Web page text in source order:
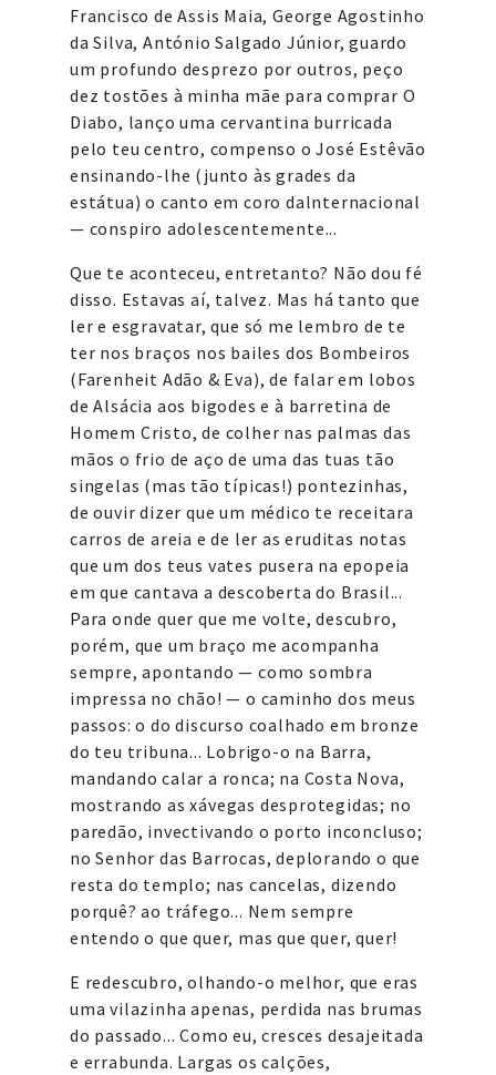
Francisco de Assis Maia, George Agostinho
da Silva, António Salgado Júnior, guardo
um profundo desprezo por outros, peço
dez tostões à minha mãe para comprar O
Diabo, lanço uma cervantina burricada
pelo teu centro, compenso o José Estêvão
ensinando-lhe (junto às grades da
estátua) o canto em coro dalnternacional
— conspiro adolescentemente...
Que te aconteceu, entretanto? Não dou fé
disso. Estavas aí, talvez. Mas há tanto que
ler e esgravatar, que só me lembro de te
ter nos braços nos bailes dos Bombeiros
(Farenheit Adão & Eva), de falar em lobos
de Alsácia aos bigodes e à barretina de
Homem Cristo, de colher nas palmas das
mãos o frio de aço de uma das tuas tão
singelas (mas tão típicas!) pontezinhas,
de ouvir dizer que um médico te receitara
carros de areia e de ler as eruditas notas
que um dos teus vates pusera na epopeia
em que cantava a descoberta do Brasil...
Para onde quer que me volte, descubro,
porém, que um braço me acompanha
sempre, apontando — como sombra
impressa no chão! — o caminho dos meus
passos: o do discurso coalhado em bronze
do teu tribuna... Lobrigo-o na Barra,
mandando calar a ronca; na Costa Nova,
mostrando as xávegas desprotegidas; no
paredão, invectivando o porto inconcluso;
no Senhor das Barrocas, deplorando o que
resta do templo; nas cancelas, dizendo
porquê? ao tráfego... Nem sempre
entendo o que quer, mas que quer, quer!
E redescubro, olhando-o melhor, que eras
uma vilazinha apenas, perdida nas brumas
do passado... Como eu, cresces desajeitada
e errabunda. Largas os calções,